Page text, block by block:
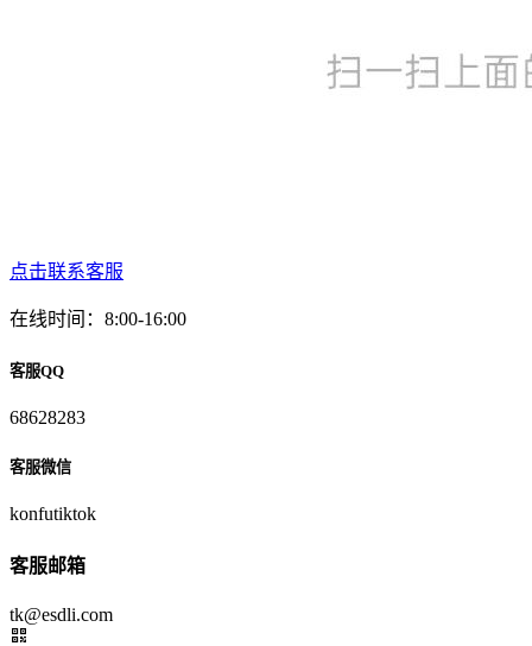
点击联系客服
在线时间：8:00-16:00
客服QQ
68628283
客服微信
konfutiktok
客服邮箱
tk@esdli.com